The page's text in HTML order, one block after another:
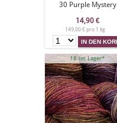
30 Purple Mystery
14,90 €
149,00 € pro 1 kg
18 im Lager*